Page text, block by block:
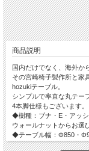
商品説明
国内だけでなく、海外か
その宮崎椅子製作所と家
hozukiテーブル。
シンプルで率直な丸テー
4本脚仕様もございます。
◆樹種：ブナ・E・アッ
ウォールナットからお選
◆テーブル幅：Φ850・
ズによって価格が変わり